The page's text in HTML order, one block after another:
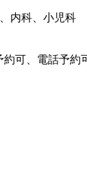
内科、小児科
約可、電話予約